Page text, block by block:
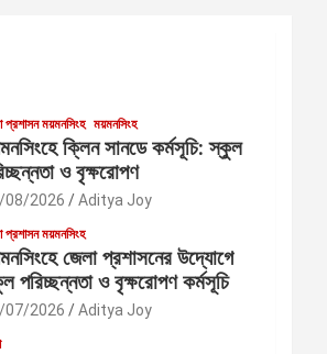
প্রশাসন ময়মনসিংহ ময়মনসিংহ
ক্লিন সানডে কর্মসূচি: স্কুল
ও বৃক্ষরোপণ
08/2026 Aditya Joy
প্রশাসন ময়মনসিংহ
জেলা প্রশাসনের উদ্যোগে
পরিচ্ছন্নতা ও বৃক্ষরোপণ কর্মসূচি
07/2026 Aditya Joy